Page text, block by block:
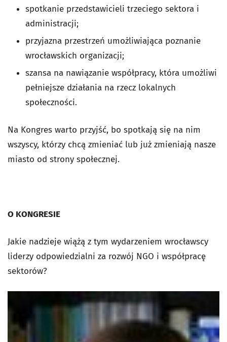
spotkanie przedstawicieli trzeciego sektora i
administracji;
przyjazna przestrzeń umożliwiająca poznanie
wrocławskich organizacji;
szansa na nawiązanie współpracy, która umożliwi
pełniejsze działania na rzecz lokalnych
społeczności.
Na Kongres warto przyjść, bo spotkają się na nim
wszyscy, którzy chcą zmieniać lub już zmieniają nasze
miasto od strony społecznej.
O KONGRESIE
Jakie nadzieje wiążą z tym wydarzeniem wrocławscy
liderzy odpowiedzialni za rozwój NGO i współpracę
sektorów?